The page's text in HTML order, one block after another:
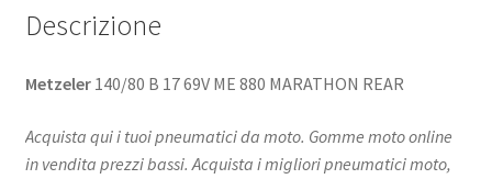
Descrizione
Metzeler140/80 B 17 69V ME 880 MARATHON REAR
Acquista qui i tuoi pneumatici da moto. Gomme moto online
in vendita prezzi bassi. Acquista i migliori pneumatici moto,